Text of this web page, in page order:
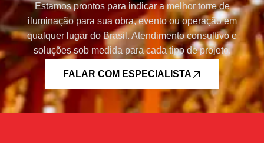
Estamos prontos para indicar a melhor torre de
iluminação para sua obra, evento ou operação em
qualquer lugar do Brasil. Atendimento consultivo e
soluções sob medida para cada tipo de projeto.
FALAR COM ESPECIALISTA